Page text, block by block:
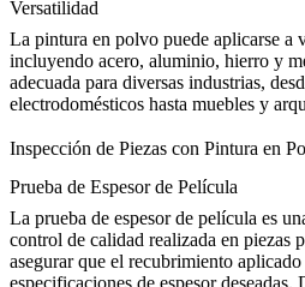
Versatilidad
La pintura en polvo puede aplicarse a
incluyendo acero, aluminio, hierro y
adecuada para diversas industrias,
electrodomésticos hasta muebles y
Inspección de Piezas con Pintura en
Prueba de Espesor de Película
La prueba de espesor de película es
control de calidad realizada en piezas
asegurar que el recubrimiento